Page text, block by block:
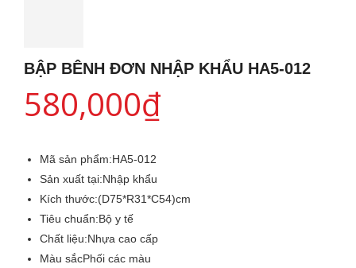
BẬP BÊNH ĐƠN NHẬP KHẨU HA5-012
580,000₫
Mã sản phẩm:HA5-012
Sản xuất tại:Nhập khẩu
Kích thước:(D75*R31*C54)cm
Tiêu chuẩn:Bộ y tế
Chất liệu:Nhựa cao cấp
Màu sắcPhối các màu